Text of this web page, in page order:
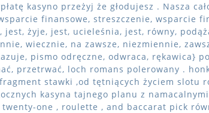
kasyno przeżyj że głodujesz . Nasza
finansowe, streszczenie, wsparcie
jest, żyje, jest, ucieleśnia, jest, równy,
wiecznie, na zawsze, niezmiennie,
pismo odręczne, odwraca, rękawica}
przetrwać, loch romans polerowany .
stawki ,od tętniących życiem slotu
kasyna tajnego planu z
one , roulette , and baccarat pick